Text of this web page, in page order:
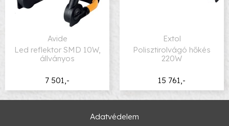
7 501,-
Avide
Led reflektor SMD 10W,
állványos
15 761,-
Extol
Polisztirolvágó hőkés
220W
Adatvédelem